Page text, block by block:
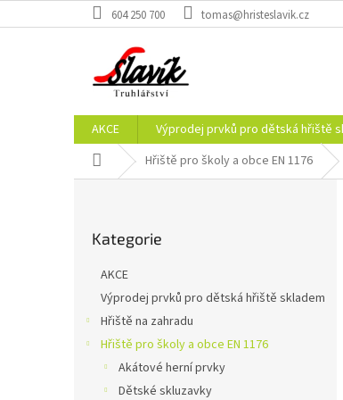
na
604 250 700 tomas@hristeslavik.cz
AKCE Výprodej prvků pro dětská hřiště
Domů Hřiště pro školy a obce EN 1176
kategorie
Kategorie
AKCE
Výprodej prvků pro dětská hřiště skladem
Hřiště na zahradu
Hřiště pro školy a obce EN 1176
Akátové herní prvky
Dětské skluzavky